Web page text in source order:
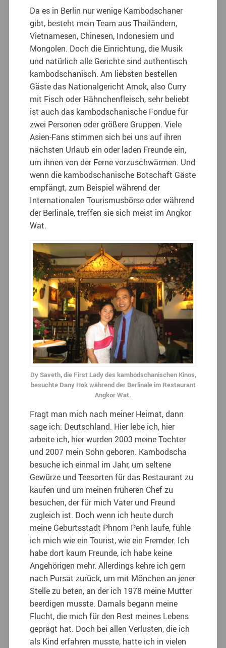
Da es in Berlin nur wenige Kambodschaner
gibt, besteht mein Team aus Thailändern,
Vietnamesen, Chinesen, Indonesiern und
Mongolen. Doch die Einrichtung, die Musik
und natürlich alle Gerichte sind authentisch
kambodschanisch. Am liebsten bestellen
Gäste das Nationalgericht Amok, also Curry
mit Fisch oder Hähnchenfleisch, sehr beliebt
ist auch das kambodschanische Fondue für
zwei Personen oder größere Gruppen. Viele
Asien-Fans stimmen sich bei uns auf ihren
nächsten Urlaub ein oder laden Freunde ein,
um ihnen von der Ferne vorzuschwärmen. Und
wenn die kambodschanische Botschaft Gäste
empfängt, zum Beispiel während der
Internationalen Tourismusbörse oder während
der Berlinale, treffen sie sich meist im Angkor
Wat.
Dy Saveth, die First Lady des kambodschanischen Kinos,
besuchte Dany Hok während der Berlinale im Restaurant
Angkor Wat.
Fragt man mich nach meiner Heimat, dann
sage ich: Deutschland. Hier lebe ich, hier
arbeite ich, hier wurden 2003 meine Tochter
und 2007 mein Sohn geboren. Kambodscha
besuche ich einmal im Jahr, um seltene
Gewürze und Teesorten für das Restaurant zu
kaufen und um meinen früheren Chef zu
besuchen, der für mich Vater und Freund
zugleich ist. Doch wenn ich heute durch
meine Geburtsstadt Phnom Penh laufe, fühle
ich mich wie ein Tourist, wie ein Fremder. Ich
habe dort kaum Freunde, ich habe keine
Angehörigen mehr. Allerdings kehre ich gern
nach Pursat zurück, um mit Mönchen an jener
Stelle zu beten, an der ich 1978 meine Mutter
beerdigen musste. Damals begann meine
Flucht, die mich für den Rest meines Lebens
geprägt hat. Doch bei allen Verlusten, die ich
als Kind erfahren musste, hatte ich in vielen